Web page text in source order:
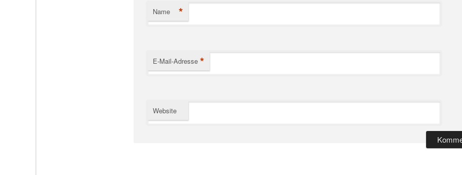
Name *
E-Mail-Adresse *
Website